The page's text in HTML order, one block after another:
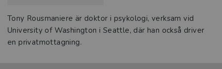
Tony Rousmaniere är doktor i psykologi, verksam vid
University of Washington i Seattle, där han också driver
en privatmottagning.